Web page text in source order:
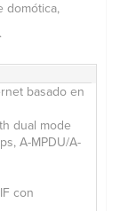
domótica,
basado en
dual mode
A-MPDU/A-
con